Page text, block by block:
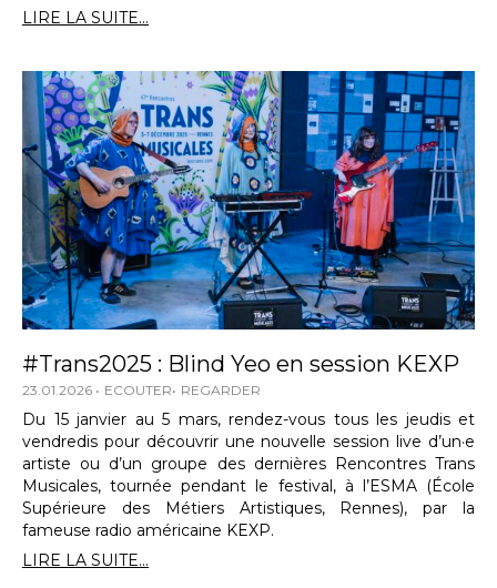
LIRE LA SUITE...
#Trans2025 : Blind Yeo en session KEXP
23.01.2026 ECOUTER REGARDER
Du 15 janvier au 5 mars, rendez-vous tous les jeudis et
vendredis pour découvrir une nouvelle session live d’un·e
artiste ou d’un groupe des dernières Rencontres Trans
Musicales, tournée pendant le festival, à l’ESMA (École
Supérieure des Métiers Artistiques, Rennes), par la
fameuse radio américaine KEXP.
LIRE LA SUITE...